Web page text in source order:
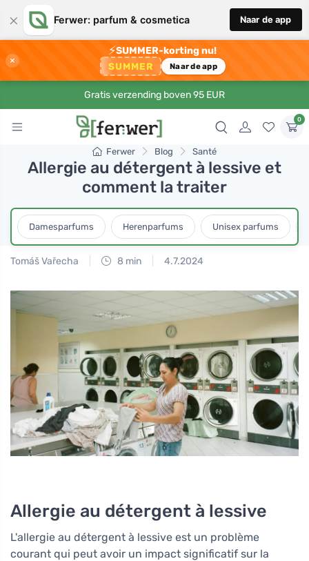
× Ferwer: parfum & cosmetica Naar de app
×
⚡SUMMER-korting nu!
SUMMER Naar de app
Gratis verzending boven 95 EUR
0
Ferwer Blog Santé
Allergie au détergent à lessive et
comment la traiter
Damesparfums Herenparfums Unisex parfums
Tomáš Vařecha 8 min 4.7.2024
Allergie au détergent à lessive
L'allergie au détergent à lessive est un problème
courant qui peut avoir un impact significatif sur la